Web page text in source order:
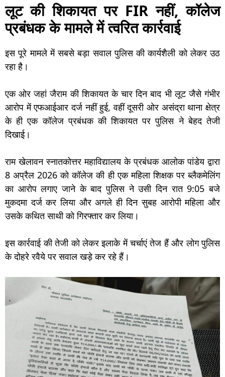
लूट की शिकायत पर FIR नहीं, कॉलेज
प्रबंधक के मामले में त्वरित कार्रवाई
इस पूरे मामले में सबसे बड़ा सवाल पुलिस की कार्यशैली को लेकर उठ
रहा है।
एक ओर जहां जैराम की शिकायत के चार दिन बाद भी लूट जैसे गंभीर
आरोप में एफआईआर दर्ज नहीं हुई, वहीं दूसरी ओर असंद्रा थाना क्षेत्र
के ही एक कॉलेज प्रबंधक की शिकायत पर पुलिस ने बेहद तेजी
दिखाई।
राम खेलावन स्नातकोत्तर महाविद्यालय के प्रबंधक आलोक पांडेय द्वारा
8 अप्रैल 2026 को कॉलेज की ही एक महिला शिक्षक पर ब्लैकमेलिंग
का आरोप लगाए जाने के बाद पुलिस ने उसी दिन रात 9:05 बजे
मुकदमा दर्ज कर लिया और अगले ही दिन सुबह आरोपी महिला और
उसके कथित साथी को गिरफ्तार कर लिया।
इस कार्रवाई की तेजी को लेकर इलाके में चर्चाएं तेज हैं और लोग पुलिस
के दोहरे रवैये पर सवाल खड़े कर रहे हैं।